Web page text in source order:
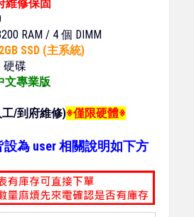
維修保固
RAM / 4 個 DIMM
SSD (主系統)
硬碟
文專業版
/到府維修)※僅限硬體※
設為 user 相關說明如下方